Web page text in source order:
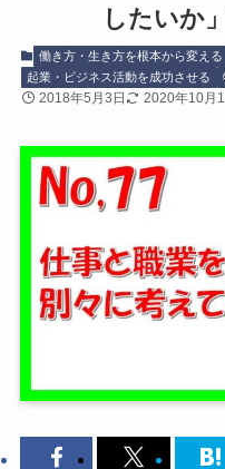
したいか
働き方・生き方を根本から変える
起業・ビジネス活動を成功させる
2018年5月3日 2020年10月